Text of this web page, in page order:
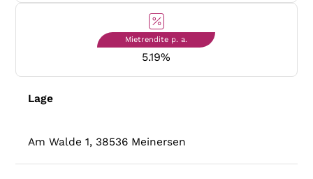
Mietrendite p. a.
5.19%
Lage
Am Walde 1, 38536 Meinersen